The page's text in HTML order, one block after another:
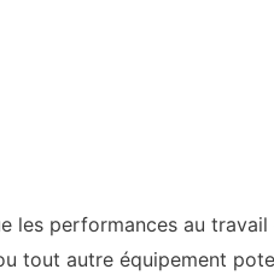
performances au travail
tout autre équipement